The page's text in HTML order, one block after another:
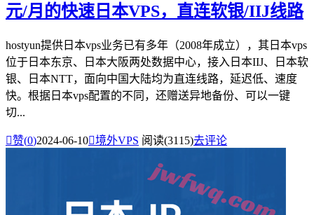
元/月的快速日本VPS，直连软银/IIJ线路
hostyun提供日本vps业务已有多年（2008年成立），其日本vps
位于日本东京、日本大阪两处数据中心，接入日本IIJ、日本软
银、日本NTT，面向中国大陆均为直连线路，延迟低、速度
快。根据日本vps配置的不同，还赠送异地备份、可以一键
切...
赞(0)2024-06-10境外VPS 阅读(3115)去评论